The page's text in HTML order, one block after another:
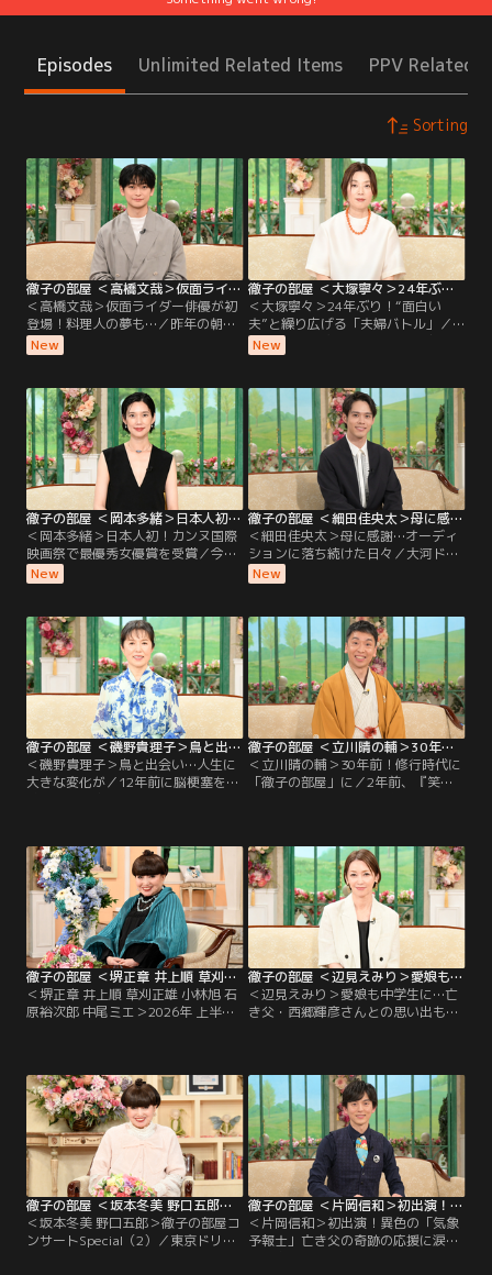
Episodes Unlimited Related Items PPV Related
Sorting
徹子の部屋 ＜高橋文哉＞仮面ライダー俳優が初登場！料理人の夢も…（2026/08/06放送分）
＜高橋文哉＞仮面ライダー俳優が初
登場！料理人の夢も…／昨年の朝ド
ラ「あんぱん」に出演し話題になっ
た若手実力派俳優の高橋文哉さんが
ワン」で令和初の仮面ライダーに抜
擢されて俳優デビューし、子どもた
ちから大人気に！特別に変身ポーズ
を披露してもらう一幕も！朝ドラ出
演の反響や、撮影での苦労について
も伺う。
New
徹子の部屋 ＜大塚寧々＞24年ぶり！“面白い夫”と繰り広げる「夫婦バトル」（2026/08/05放送分）
＜大塚寧々＞24年ぶり！“面白い
夫”と繰り広げる「夫婦バトル」／
なんと24年ぶりの出演！透明感のあ
る独特の魅力で、ドラマや映画で活
さんは黒柳と小中高が同じ学校で、
自慢の後輩！現在58歳になる大塚さ
んの初出演は28年前、人生で最大
に“太っていた”という理由が…！？
2002年に結婚した夫は、俳優の田辺
誠一さん。
New
徹子の部屋 ＜岡本多緒＞日本人初！カンヌ国際映画祭で最優秀女優賞を受賞（2026/08/04放送分）
＜岡本多緒＞日本人初！カンヌ国際
映画祭で最優秀女優賞を受賞／今日
のゲストは、モデル・俳優として世
界で活躍する岡本多緒さん。映画
初となるカンヌ国際映画祭の最優秀
女優賞を受賞する快挙を成し遂げ
た。パリ、ニューヨーク、ミラノ、
ロンドンの世界4大コレクションで
活躍するトップモデルだが…。
New
徹子の部屋 ＜細田佳央太＞母に感謝…オーディションに落ち続けた日々（2026/08/03放送分）
＜細田佳央太＞母に感謝…オーディ
ションに落ち続けた日々／大河ドラ
マや朝ドラなど話題作に次々と出演
し、注目を集める若手実力派俳優の
ドラ「あんぱん」や大河ドラマ「ど
うする家康」への出演で話題を呼ん
だ細田さんだが、実は4歳で自ら
「テレビの中に入りたい」と言い芸
能界入りしたという。
New
徹子の部屋 ＜磯野貴理子＞鳥と出会い…人生に大きな変化が（2026/07/31放送分）
＜磯野貴理子＞鳥と出会い…人生に
大きな変化が／12年前に脳梗塞を経
きになったことで、鳥の写真を撮ろ
うとカメラを始め、その写真を発表
するためにSNSも。そして様々な鳥
を観察するため、登山を始めるな
ど、人生が豊かになったと語る。ま
た、昨年は「終活」を始め…。
徹子の部屋 ＜立川晴の輔＞30年前！修行時代に「徹子の部屋」に（2026/07/30放送分）
＜立川晴の輔＞30年前！修行時代に
「徹子の部屋」に／2年前、『笑
の落語に衝撃を受け、在学中の4年
間、毎月独演会に通った。卒業後、
弟子入りをしたが、その修行時代は
過酷。
徹子の部屋 ＜堺正章 井上順 草刈正雄 小林旭 石原裕次郎 中尾ミエ＞2026年 上半期傑作選（3）（2026/07/29放送分）
＜堺正章 井上順 草刈正雄 小林旭 石
原裕次郎 中尾ミエ＞2026年 上半期
名コンビ！60年来の友人、堺正章さ
んと井上順さんの出会いは10代。初
対面では…！？草刈正雄さんは、顔
も知らなかったアメリカ人のお父様
の消息を求めて渡米したお話を。
徹子の部屋 ＜辺見えみり＞愛娘も中学生に…亡き父・西郷輝彦さんとの思い出も（2026/07/28放送分）
＜辺見えみり＞愛娘も中学生に…亡
き父・西郷輝彦さんとの思い出も／
記をプレゼントされ、それは今でも
大切に持っているという。 そんな娘
も今年中学に進み、母親思いの子に
育っているらしい。 一方、えみりさ
んが4歳の時に両親が離婚…。
徹子の部屋 ＜坂本冬美 野口五郎＞徹子の部屋コンサートSpecial（2）（2026/07/27放送分）
＜坂本冬美 野口五郎＞徹子の部屋コ
ンサートSpecial（2）／東京ドリー
徹子の部屋 ＜片岡信和＞初出演！異色の「気象予報士」亡き父の奇跡の応援に涙（2026/07/24放送分）
＜片岡信和＞初出演！異色の「気象
予報士」亡き父の奇跡の応援に涙／